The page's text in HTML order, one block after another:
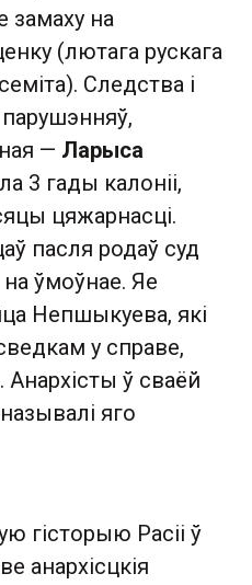
замаху на
(лютага рускага
Следства і
— Ларыса
3 гады калоніі,
цяжарнасці.
пасля родаў суд
ўмоўнае. Яе
Непшыкуева, які
у справе,
Анархісты ў сваёй
яго
гісторыю Расіі ў
анархісцкія